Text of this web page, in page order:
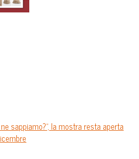
sappiamo?”, la mostra resta aperta